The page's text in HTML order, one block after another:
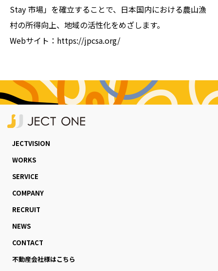
Stay 市場」を確立することで、日本国内における農山漁
村の所得向上、地域の活性化をめざします。
Webサイト：https://jpcsa.org/
JECTVISION
WORKS
SERVICE
COMPANY
RECRUIT
NEWS
CONTACT
不動産会社様はこちら